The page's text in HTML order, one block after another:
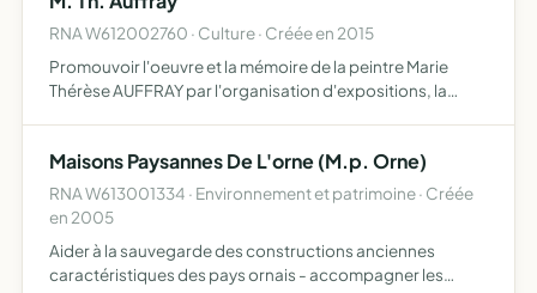
RNA W612002760 · Culture · Créée en 2015
Promouvoir l'oeuvre et la mémoire de la peintre Marie
Thérèse AUFFRAY par l'organisation d'expositions, la
Maisons Paysannes De L'orne (M.p. Orne)
RNA W613001334 · Environnement et patrimoine · Créée
en 2005
Aider à la sauvegarde des constructions anciennes
caractéristiques des pays ornais - accompagner les